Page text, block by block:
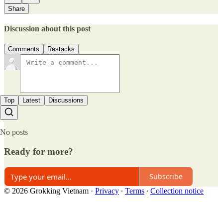
Share
Discussion about this post
Comments Restacks
Top Latest Discussions
No posts
Ready for more?
Subscribe
© 2026 Grokking Vietnam · Privacy ∙ Terms ∙ Collection notice